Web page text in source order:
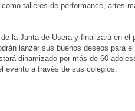
talleres de performance, artes
la Junta de Usera y finalizará en el
lanzar sus buenos deseos para
dinamizado por más de 60
evento a través de sus colegios.